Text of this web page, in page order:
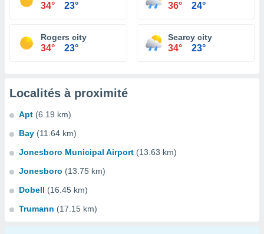
34° 23° 36° 24°
Rogers city
34° 23°
Searcy city
34° 23°
Localités à proximité
Apt (6.19 km)
Bay (11.64 km)
Jonesboro Municipal Airport (13.63 km)
Jonesboro (13.75 km)
Dobell (16.45 km)
Trumann (17.15 km)